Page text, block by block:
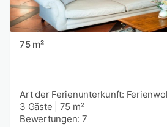
75 m²
Art der Ferienunterkunft:
3 Gäste
75 m²
Bewertungen: 7